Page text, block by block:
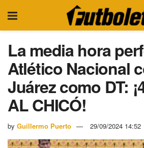
La media hora
Atlético Nacional
Juárez como DT:
AL CHICÓ!
by Guillermo Puerto 29/09/2024 14:52